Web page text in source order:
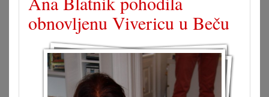
obnovljenu Vivericu u Beču